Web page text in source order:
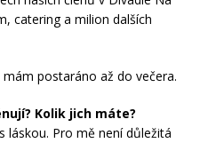
catering a milion dalších
postaráno až do večera.
Kolik jich máte?
láskou. Pro mě není důležitá